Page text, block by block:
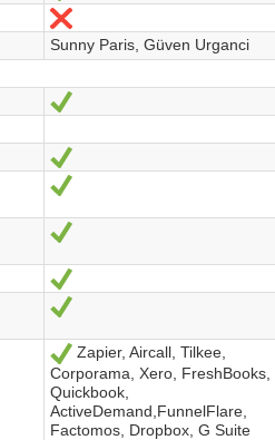
No
Sunny Paris, Güven Urganci
Yes
Yes
Yes
Yes
Yes
Yes
Yes
Zapier, Aircall, Tilkee,
Corporama, Xero, FreshBooks,
Quickbook,
ActiveDemand,FunnelFlare,
Factomos, Dropbox, G Suite